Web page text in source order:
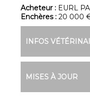
Acheteur : EURL
Enchères :20 000
INFOS
MISES À JOUR